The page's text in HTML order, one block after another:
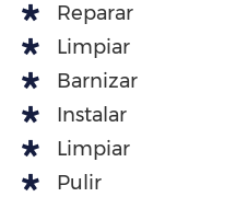
Reparar
Limpiar
Barnizar
Instalar
Limpiar
Pulir